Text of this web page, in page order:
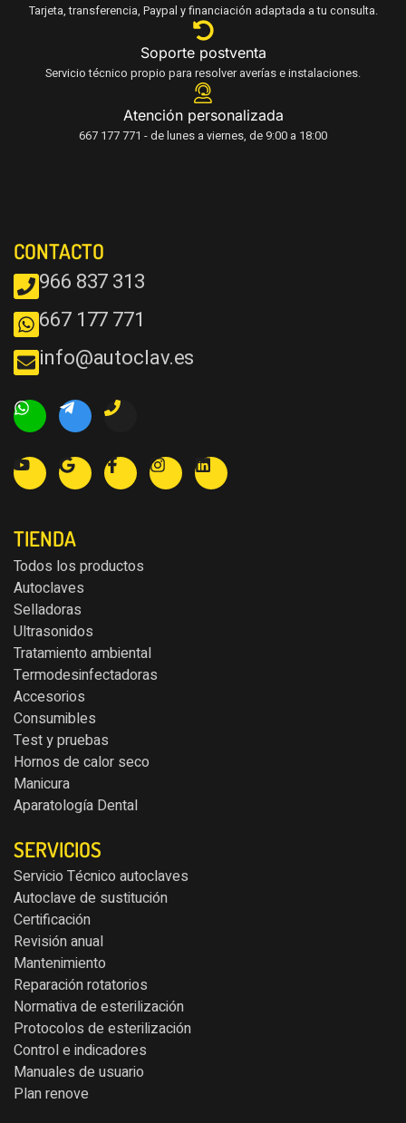
Tarjeta, transferencia, Paypal y financiación adaptada a tu consulta.
Soporte postventa
Servicio técnico propio para resolver averías e instalaciones.
Atención personalizada
667 177 771 - de lunes a viernes, de 9:00 a 18:00
CONTACTO
966 837 313
667 177 771
info@autoclav.es
TIENDA
Todos los productos
Autoclaves
Selladoras
Ultrasonidos
Tratamiento ambiental
Termodesinfectadoras
Accesorios
Consumibles
Test y pruebas
Hornos de calor seco
Manicura
Aparatología Dental
SERVICIOS
Servicio Técnico autoclaves
Autoclave de sustitución
Certificación
Revisión anual
Mantenimiento
Reparación rotatorios
Normativa de esterilización
Protocolos de esterilización
Control e indicadores
Manuales de usuario
Plan renove